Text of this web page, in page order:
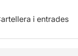
i entrades